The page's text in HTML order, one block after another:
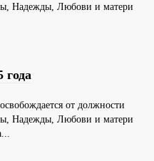
Надежды, Любови и матери
года
от должности
Надежды, Любови и матери